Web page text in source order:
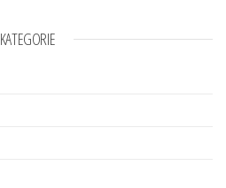
KATEGORIE